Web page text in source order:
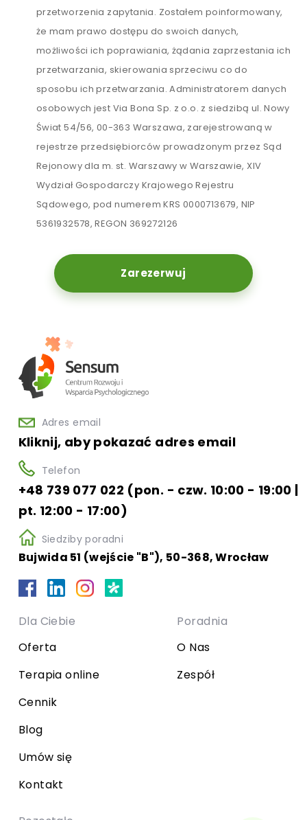
przetworzenia zapytania. Zostałem poinformowany,
że mam prawo dostępu do swoich danych,
możliwości ich poprawiania, żądania zaprzestania ich
przetwarzania, skierowania sprzeciwu co do
sposobu ich przetwarzania. Administratorem danych
osobowych jest Via Bona Sp. z o.o. z siedzibą ul. Nowy
Świat 54/56, 00-363 Warszawa, zarejestrowaną w
rejestrze przedsiębiorców prowadzonym przez Sąd
Rejonowy dla m. st. Warszawy w Warszawie, XIV
Wydział Gospodarczy Krajowego Rejestru
Sądowego, pod numerem KRS 0000713679, NIP
5361932578, REGON 369272126
Zarezerwuj
Adres email
Kliknij, aby pokazać adres email
Telefon
+48 739 077 022 (pon. - czw. 10:00 - 19:00 |
pt. 12:00 - 17:00)
Siedziby poradni
Bujwida 51 (wejście "B"), 50-368, Wrocław
Dla Ciebie
Oferta
Terapia online
Cennik
Blog
Umów się
Kontakt
Poradnia
O Nas
Zespół